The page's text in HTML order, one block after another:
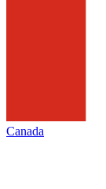
Canada